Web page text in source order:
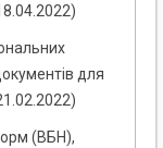
для
(ВБН),